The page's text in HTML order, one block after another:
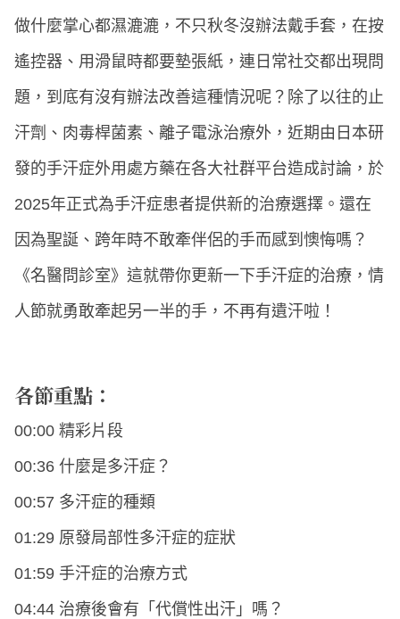
做什麼掌心都濕漉漉，不只秋冬沒辦法戴手套，在按
遙控器、用滑鼠時都要墊張紙，連日常社交都出現問
題，到底有沒有辦法改善這種情況呢？除了以往的止
汗劑、肉毒桿菌素、離子電泳治療外，近期由日本研
發的手汗症外用處方藥在各大社群平台造成討論，於
2025年正式為手汗症患者提供新的治療選擇。還在
因為聖誕、跨年時不敢牽伴侶的手而感到懊悔嗎？
《名醫問診室》這就帶你更新一下手汗症的治療，情
人節就勇敢牽起另一半的手，不再有遺汗啦！
各節重點：
00:00 精彩片段
00:36 什麼是多汗症？
00:57 多汗症的種類
01:29 原發局部性多汗症的症狀
01:59 手汗症的治療方式
04:44 治療後會有「代償性出汗」嗎？